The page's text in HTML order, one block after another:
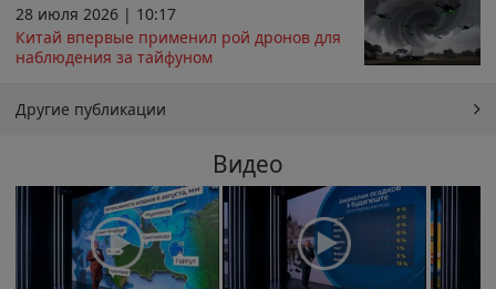
28 июля 2026 | 10:17
Китай впервые применил рой дронов для
наблюдения за тайфуном
Другие публикации
Видео